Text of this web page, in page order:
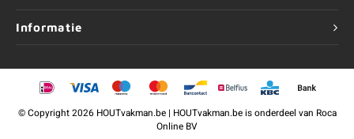
Informatie
©Copyright2026 HOUTvakman.be | HOUTvakman.be is onderdeel van Roca
Online BV